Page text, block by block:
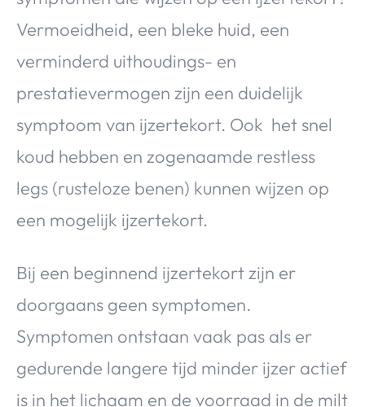
Vermoeidheid, een bleke huid, een
verminderd uithoudings- en
prestatievermogen zijn een duidelijk
symptoom van ijzertekort. Ook het snel
koud hebben en zogenaamde restless
legs (rusteloze benen) kunnen wijzen op
een mogelijk ijzertekort.
Bij een beginnend ijzertekort zijn er
doorgaans geen symptomen.
Symptomen ontstaan vaak pas als er
gedurende langere tijd minder ijzer actief
is in het lichaam en de voorraad in de milt